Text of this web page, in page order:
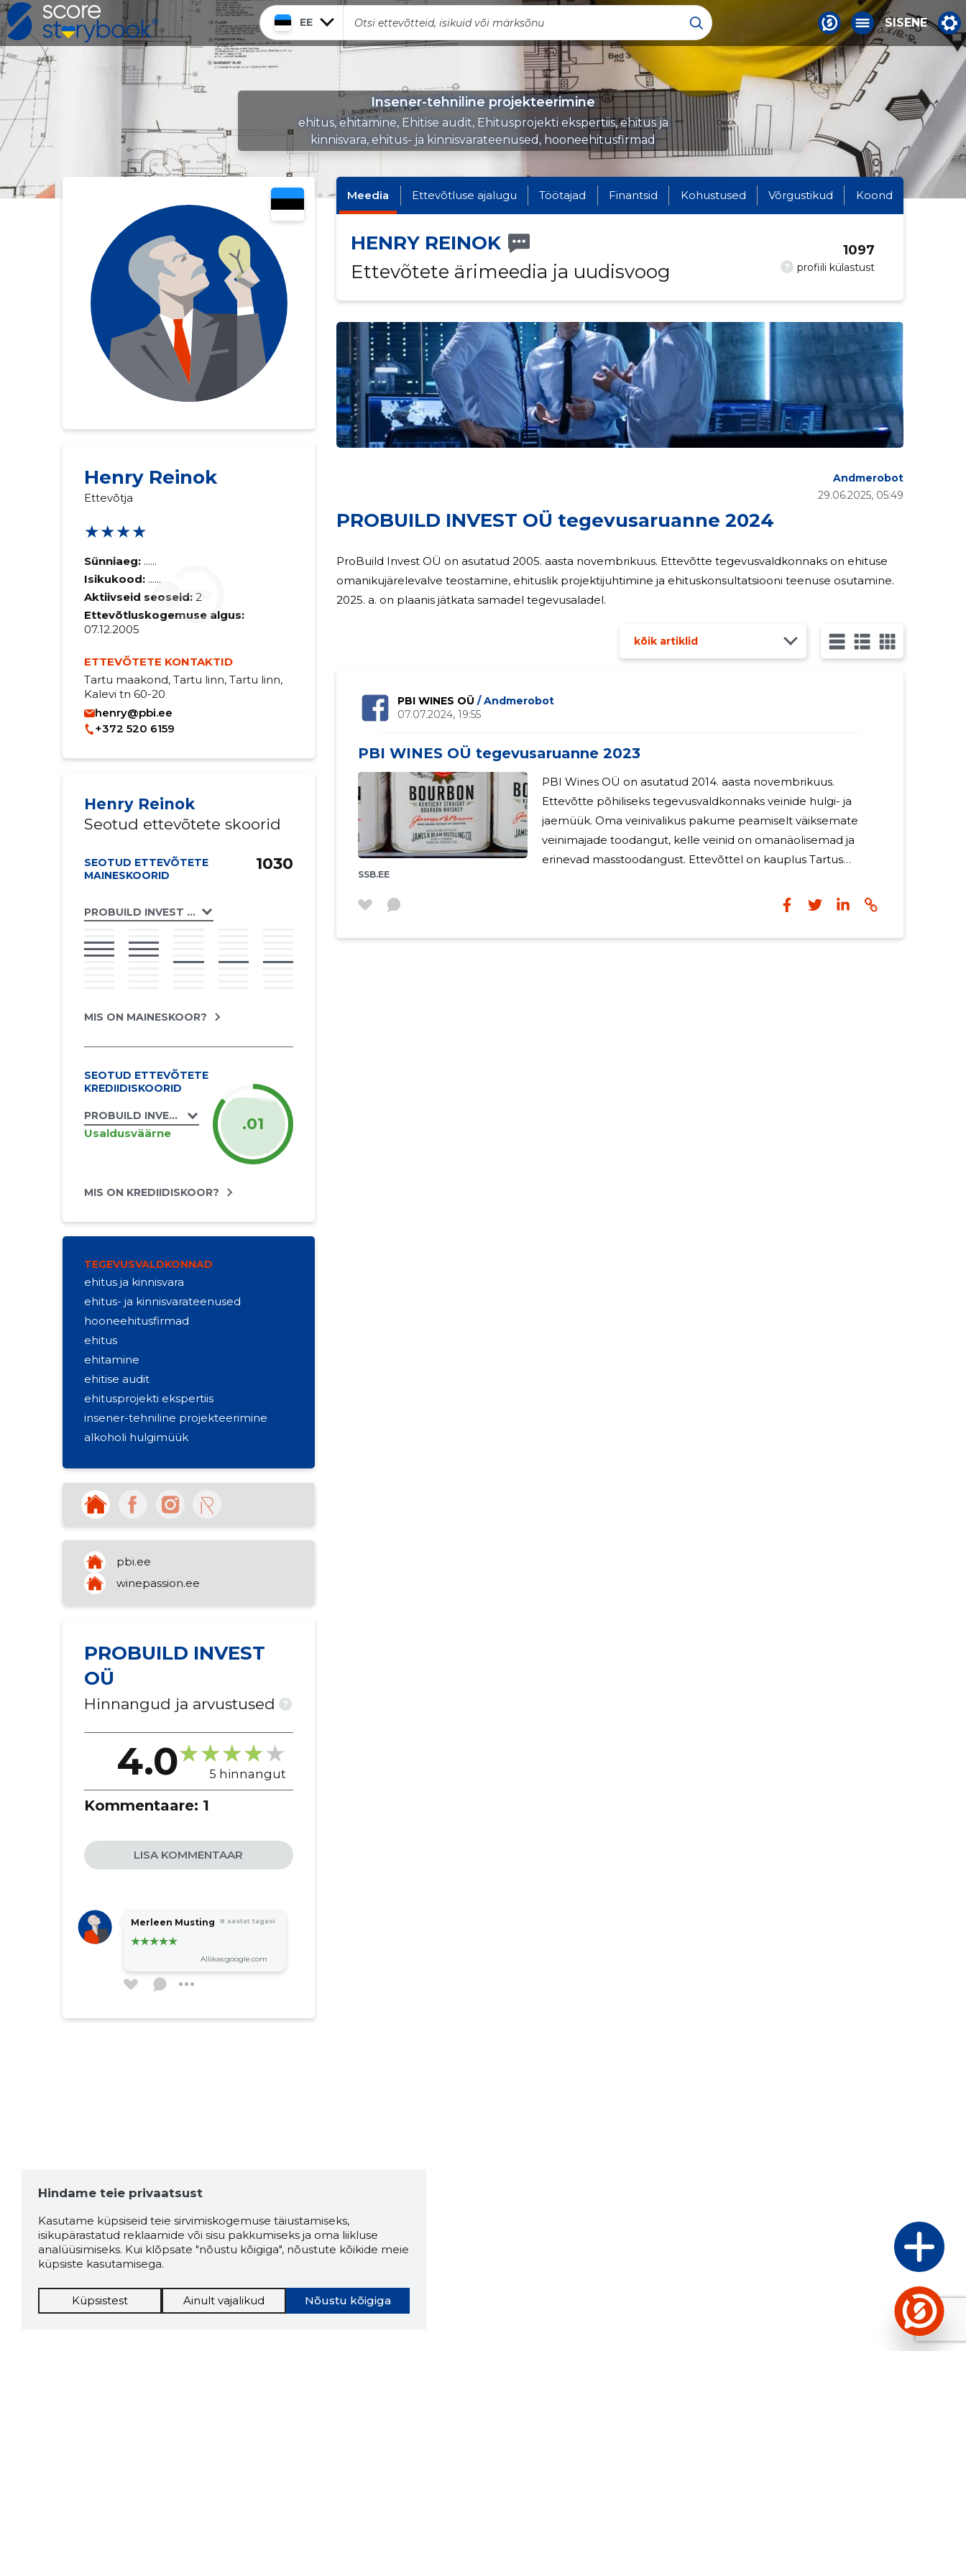
EE SISENE
Insener-tehniline projekteerimine
ehitus, ehitamine, Ehitise audit, Ehitusprojekti ekspertiis, ehitus ja
kinnisvara, ehitus- ja kinnisvarateenused, hooneehitusfirmad
Henry Reinok
Ettevõtja
★★★★
Sünniaeg: ......
Isikukood: ......
Aktiivseid seoseid: 2
Ettevõtluskogemuse algus:
07.12.2005
ETTEVÕTETE KONTAKTID
Tartu maakond, Tartu linn, Tartu linn,
Kalevi tn 60-20
henry@pbi.ee
+372 520 6159
Henry Reinok
Seotud ettevõtete skoorid
SEOTUD ETTEVÕTETE
MAINESKOORID
PROBUILD INVEST OÜ
1030
MIS ON MAINESKOOR?
SEOTUD ETTEVÕTETE
KREDIIDISKOORID
PROBUILD INVEST OÜ
Usaldusväärne .01
MIS ON KREDIIDISKOOR?
TEGEVUSVALDKONNAD
ehitus ja kinnisvara
ehitus- ja kinnisvarateenused
hooneehitusfirmad
ehitus
ehitamine
ehitise audit
ehitusprojekti ekspertiis
insener-tehniline projekteerimine
alkoholi hulgimüük
pbi.ee
winepassion.ee
PROBUILD INVEST
OÜ
Hinnangud ja arvustused ?
4.0 5 hinnangut
Kommentaare: 1
LISA KOMMENTAAR
Merleen Musting 8 aastat tagasi
Allikas:google.com
Meedia Ettevõtluse ajalugu Töötajad Finantsid Kohustused Võrgustikud Koond
HENRY REINOK
Ettevõtete ärimeedia ja uudisvoog
? profiili külastust
1097
PROBUILD INVEST OÜ tegevusaruanne 2024
29.06.2025, 05:49
Andmerobot
ProBuild Invest OÜ on asutatud 2005. aasta novembrikuus. Ettevõtte tegevusvaldkonnaks on ehituse
omanikujärelevalve teostamine, ehituslik projektijuhtimine ja ehituskonsultatsiooni teenuse osutamine.
2025. a. on plaanis jätkata samadel tegevusaladel.
kõik artiklid
PBI WINES OÜ / Andmerobot
07.07.2024, 19:55
PBI WINES OÜ tegevusaruanne 2023
SSB.EE
PBI Wines OÜ on asutatud 2014. aasta novembrikuus.
Ettevõtte põhiliseks tegevusvaldkonnaks veinide hulgi- ja
jaemüük. Oma veinivalikus pakume peamiselt väiksemate
veinimajade toodangut, kelle veinid on omanäolisemad ja
erinevad masstoodangust. Ettevõttel on kauplus Tartus
Hindame teie privaatsust
Kasutame küpsiseid teie sirvimiskogemuse täiustamiseks,
isikupärastatud reklaamide või sisu pakkumiseks ja oma liikluse
analüüsimiseks. Kui klõpsate "nõustu kõigiga", nõustute kõikide meie
küpsiste kasutamisega.
Nõustu kõigiga
Küpsistest Ainult vajalikud